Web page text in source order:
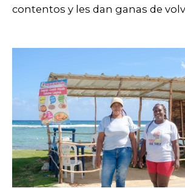
contentos y les dan ganas de